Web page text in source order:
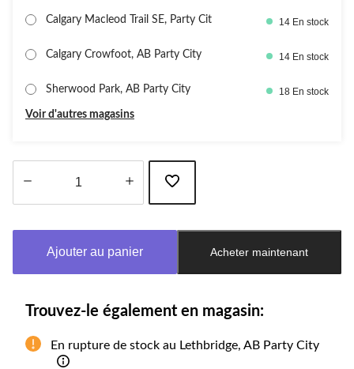
Calgary Macleod Trail SE, Party Cit 14 En stock
Calgary Crowfoot, AB Party City 14 En stock
Sherwood Park, AB Party City 18 En stock
Voir d'autres magasins
à
Ajouter au panier Acheter maintenant
Trouvez-le également en magasin:
En rupture de stock au Lethbridge, AB Party City